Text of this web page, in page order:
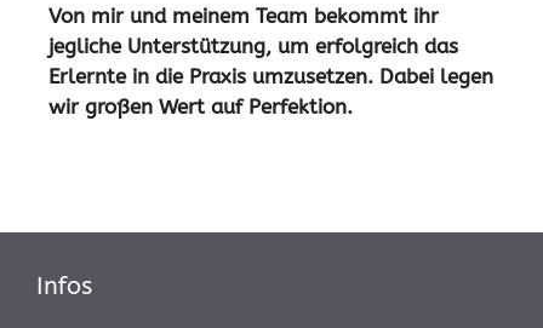
Von mir und meinem Team bekommt ihr
jegliche Unterstützung, um erfolgreich das
Erlernte in die Praxis umzusetzen. Dabei legen
wir großen Wert auf Perfektion.
Infos